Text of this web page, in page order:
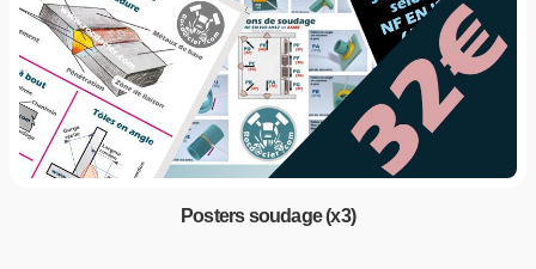
Posters soudage (x3)